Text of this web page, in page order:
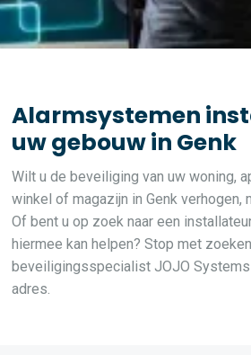
Alarmsystemen
uw gebouw in Genk
Wilt u de beveiliging van uw woning,
winkel of magazijn in Genk verhogen,
Of bent u op zoek naar een
hiermee kan helpen? Stop met
beveiligingsspecialist JOJO Systems
adres.